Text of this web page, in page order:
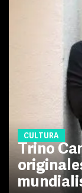
CULTURA
Trino